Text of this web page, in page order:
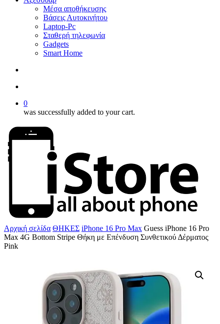
Μέσα αποθήκευσης
Βάσεις Αυτοκινήτου
Laptop-Pc
Σταθερή τηλεφωνία
Gadgets
Smart Home
0
was successfully added to your cart.
Αρχική σελίδα ΘΗΚΕΣ iPhone 16 Pro Max Guess iPhone 16 Pro
Max 4G Bottom Stripe Θήκη με Επένδυση Συνθετικού Δέρματος
Pink